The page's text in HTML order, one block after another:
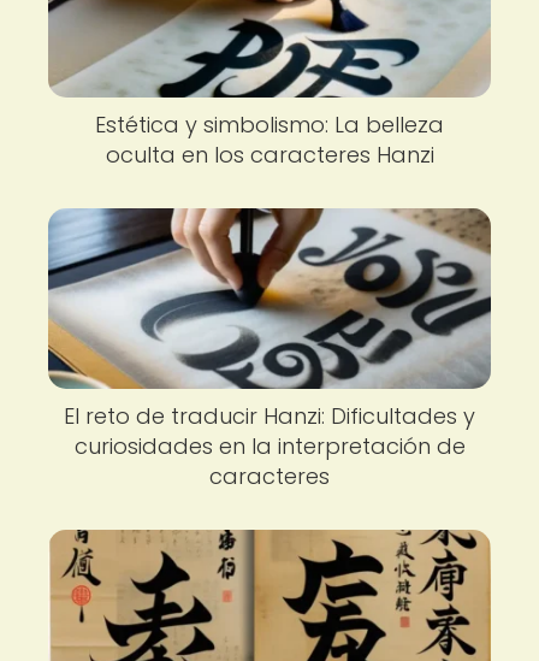
Estética y simbolismo: La belleza
oculta en los caracteres Hanzi
El reto de traducir Hanzi: Dificultades y
curiosidades en la interpretación de
caracteres